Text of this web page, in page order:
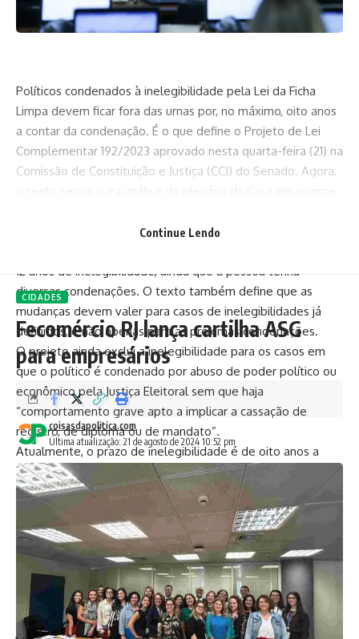
Políticos condenados à inelegibilidade pela Lei da Ficha
Limpa devem ficar fora das urnas por, no máximo, oito anos
a contar da condenação. É o que define o Projeto de Lei
Complementar 192/2023 aprovado nesta quarta-feira (21) na
Comissão de Constituição e Justiça (CCJ) do Senado. Agora,
o texto segue para análise do plenário da Casa em regime
De autoria da deputada Dani Cunha (União-RJ), o texto traz
12 anos de inelegibilidade, ainda que a pessoa tenha
diversas condenações. O texto também define que as
mudanças devem valer para casos de inelegibilidades já
definidos, e não apenas para as próximas condenações.
O projeto ainda exclui a inelegibilidade para os casos em
que o político é condenado por abuso de poder político ou
econômico pela Justiça Eleitoral sem que haja
“comportamento grave apto a implicar a cassação de
registro, de diploma ou de mandato”.
Atualmente, o prazo de inelegibilidade é de oito anos a
partir do final do cumprimento da pena para crimes comuns
contra a vida, lavagem de dinheiro, organização criminosa,
tráfico de drogas, entre outros. No caso de delitos
eleitorais de menor gravidade ou de improbidade
administrativa, a inelegibilidade dura por todo o mandato e
por mais oito anos após o termino do mandato no qual o
político foi condenado.
O relator da matéria, senador Weverton (PDT-MA),
justificou que a atual legislação traz diferentes períodos de
Continue Lendo
CIDADES
Fecomércio RJ lança cartilha ASG
para empresários
Última atualização: 21 de agosto de 2024 10:52 pm
coisasdapolitica.com